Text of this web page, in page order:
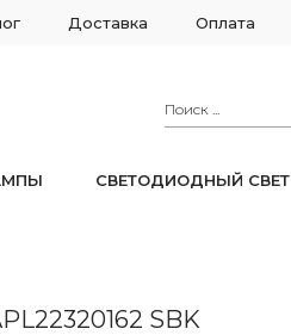
Доставка Оплата
СВЕТОДИОДНЫЙ СВЕТ
SBK